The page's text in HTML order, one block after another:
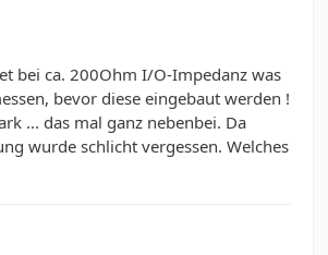
bei ca. 200Ohm I/O-Impedanz was
bevor diese eingebaut werden !
... das mal ganz nebenbei. Da
wurde schlicht vergessen. Welches